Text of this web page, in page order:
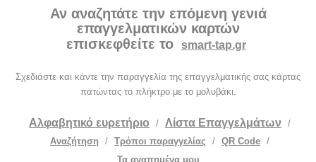
Αν αναζητάτε την επόμενη γενιά
επαγγελματικών καρτών
επισκεφθείτε το
smart-tap.gr
Σχεδιάστε και κάντε την παραγγελία της επαγγελματικής σας κάρτας
πατώντας το πλήκτρο με το μολυβάκι.
Αλφαβητικό ευρετήριο / Λίστα Επαγγελμάτων
/
Αναζήτηση
/ Τρόποι παραγγελίας / QR Code /
Τα αγαπημένα μου